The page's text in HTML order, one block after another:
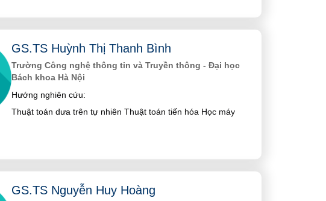
GS.TS Huỳnh Thị Thanh Bình
Trường Công nghệ thông tin và Truyền thông - Đại học
Bách khoa Hà Nội
Hướng nghiên cứu:
Thuật toán dưa trên tự nhiên Thuật toán tiến hóa Học máy
GS.TS Nguyễn Huy Hoàng